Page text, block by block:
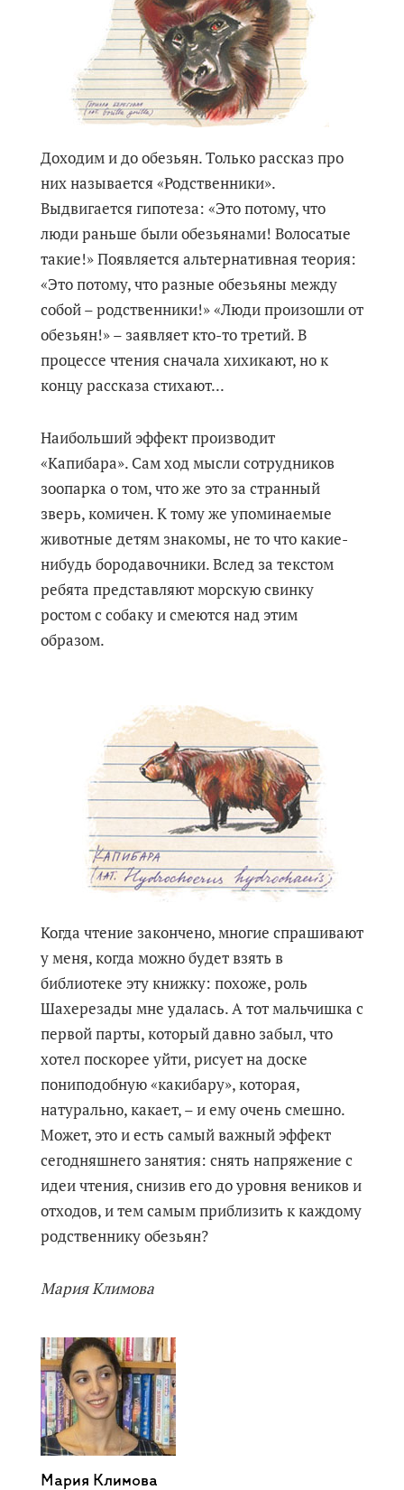
Доходим и до обезьян. Только рассказ про
них называется «Родственники».
Выдвигается гипотеза: «Это потому, что
люди раньше были обезьянами! Волосатые
такие!» Появляется альтернативная теория:
«Это потому, что разные обезьяны между
собой – родственники!» «Люди произошли от
обезьян!» – заявляет кто-то третий. В
процессе чтения сначала хихикают, но к
концу рассказа стихают...
Наибольший эффект производит
«Капибара». Сам ход мысли сотрудников
зоопарка о том, что же это за странный
зверь, комичен. К тому же упоминаемые
животные детям знакомы, не то что какие-
нибудь бородавочники. Вслед за текстом
ребята представляют морскую свинку
ростом с собаку и смеются над этим
образом.
Когда чтение закончено, многие спрашивают
у меня, когда можно будет взять в
библиотеке эту книжку: похоже, роль
Шахерезады мне удалась. А тот мальчишка с
первой парты, который давно забыл, что
хотел поскорее уйти, рисует на доске
пониподобную «какибару», которая,
натурально, какает, – и ему очень смешно.
Может, это и есть самый важный эффект
сегодняшнего занятия: снять напряжение с
идеи чтения, снизив его до уровня веников и
отходов, и тем самым приблизить к каждому
родственнику обезьян?
Мария Климова
Мария Климова